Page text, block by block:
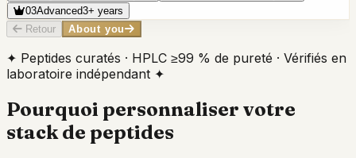
03Advanced3+ years
Retour
About you
✦ Peptides curatés · HPLC ≥99 % de pureté · Vérifiés en
laboratoire indépendant ✦
Pourquoi personnaliser votre
stack de peptides